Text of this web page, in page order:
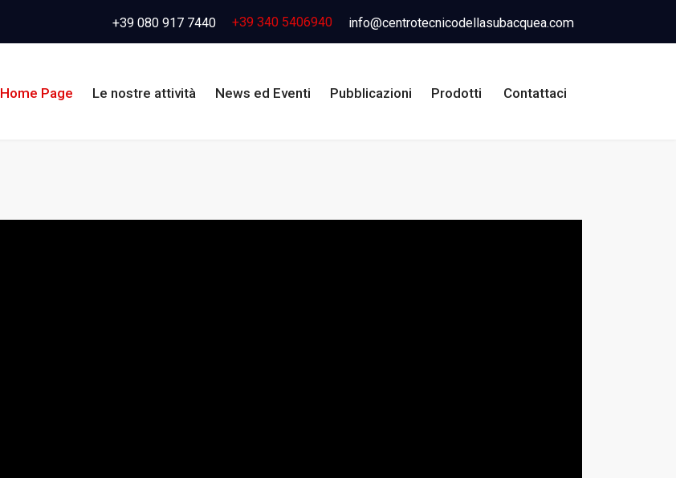
+39 080 917 7440 +39 340 5406940 info@centrotecnicodellasubacquea.com
Home Page Le nostre attività News ed Eventi Pubblicazioni Prodotti Contattaci